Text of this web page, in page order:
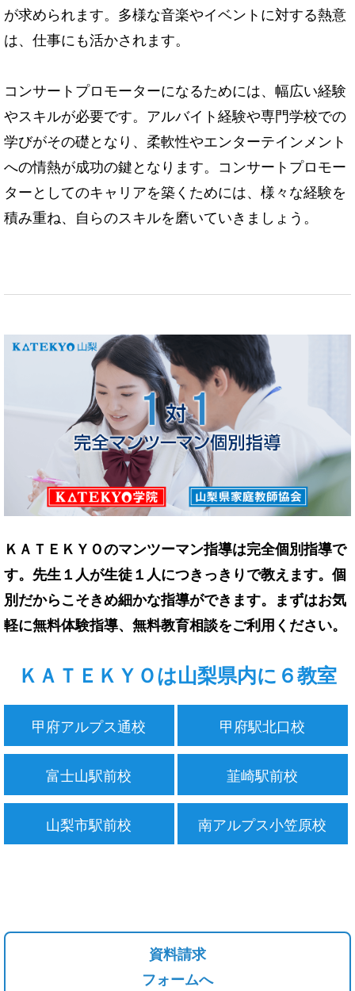
が求められます。多様な音楽やイベントに対する熱意
は、仕事にも活かされます。
コンサートプロモーターになるためには、幅広い経験
やスキルが必要です。アルバイト経験や専門学校での
学びがその礎となり、柔軟性やエンターテインメント
への情熱が成功の鍵となります。コンサートプロモー
ターとしてのキャリアを築くためには、様々な経験を
積み重ね、自らのスキルを磨いていきましょう。
ＫＡＴＥＫＹＯのマンツーマン指導は完全個別指導で
す。先生１人が生徒１人につきっきりで教えます。個
別だからこそきめ細かな指導ができます。まずはお気
軽に無料体験指導、無料教育相談をご利用ください。
ＫＡＴＥＫＹＯは山梨県内に６教室
甲府アルプス通校 甲府駅北口校
富士山駅前校 韮崎駅前校
山梨市駅前校 南アルプス小笠原校
資料請求
フォームへ